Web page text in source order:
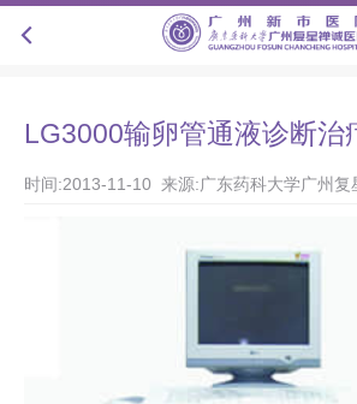
LG3000输卵管通液诊断治
时间:2013-11-10 来源:广东药科大学广州复